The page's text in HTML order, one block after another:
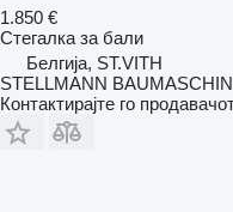
1.850 €
Стегалка за бали
Белгија, ST.VITH
STELLMANN
Контактирајте го